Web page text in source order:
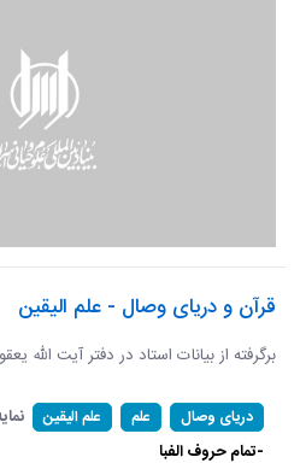
قرآن و دریای وصال - علم الیقین
برگرفته از بیانات استاد در دفتر آیت الله
دریای وصال علم علم الیقین
-تمام حروف الفبا